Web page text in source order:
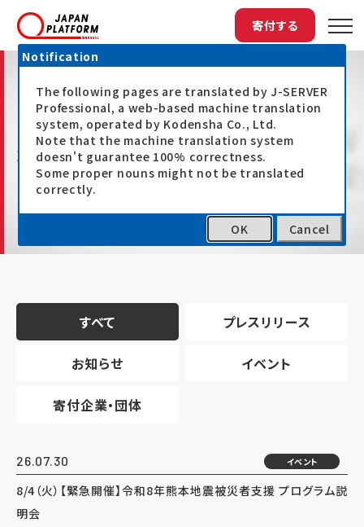
寄付する
最新情報
すべて プレスリリース
お知らせ イベント
寄付企業・団体
26.07.30 イベント
8/4（火）【緊急開催】令和8年熊本地震被災者支援 プログラム説
明会
Notification
The following pages are translated by J-SERVER
Professional, a web-based machine translation
system, operated by Kodensha Co., Ltd.
Note that the machine translation system
doesn't guarantee 100% correctness.
Some proper nouns might not be translated
correctly.
OK Cancel